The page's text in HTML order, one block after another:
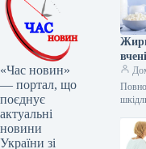
«Час новин»
— портал, що
поєднує
актуальні
новини
України зі
міф